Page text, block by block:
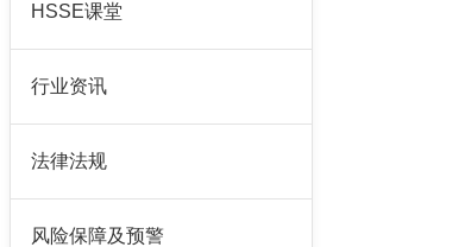
HSSE课堂
行业资讯
法律法规
风险保障及预警